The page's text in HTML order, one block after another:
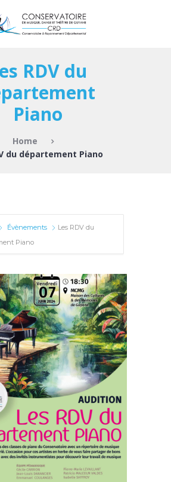
RDV du
Piano
Home
du département Piano
Évènements
Les RDV du
Piano